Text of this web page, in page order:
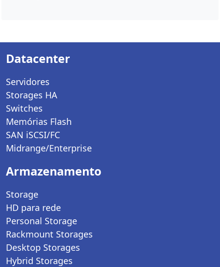
Datacenter
Servidores
Storages HA
Switches
Memórias Flash
SAN iSCSI/FC
Midrange/Enterprise
Armazenamento
Storage
HD para rede
Personal Storage
Rackmount Storages
Desktop Storages
Hybrid Storages